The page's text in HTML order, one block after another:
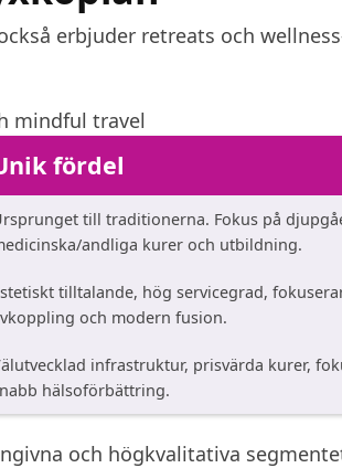
erbjuder retreats och
mindful travel
fördel
till traditionerna. Fokus på
andliga kurer och utbildning.
tilltalande, hög servicegrad,
och modern fusion.
infrastruktur, prisvärda kurer,
hälsoförbättring.
och högkvalitativa